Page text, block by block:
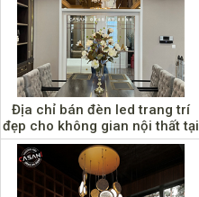
Địa chỉ bán đèn led trang trí
đẹp cho không gian nội thất tại
Cao Bằng